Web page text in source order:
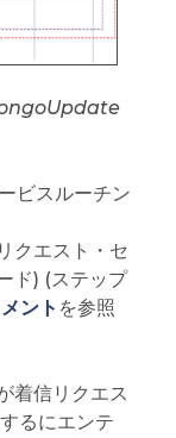
ビスルーチン
クエスト・セ
ド) (ステップ
ント を参照
着信リクエス
るにエンテ